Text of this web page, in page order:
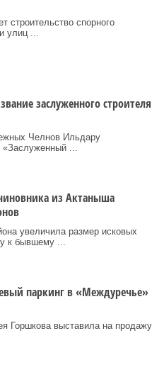
строительство спорного
улиц ...
заслуженного строителя
Челнов Ильдару
«Заслуженный ...
из Актаныша
увеличила размер исковых
к бывшему ...
паркинг в «Междуречье»
Горшкова выставила на продажу